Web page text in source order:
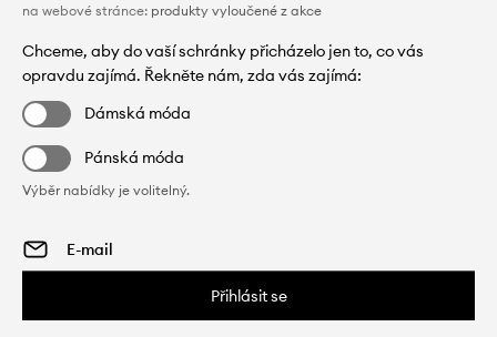
na webové stránce: produkty vyloučené z akce
Chceme, aby do vaší schránky přicházelo jen to, co vás
opravdu zajímá. Řekněte nám, zda vás zajímá:
Dámská móda
Pánská móda
Výběr nabídky je volitelný.
Přihlásit se